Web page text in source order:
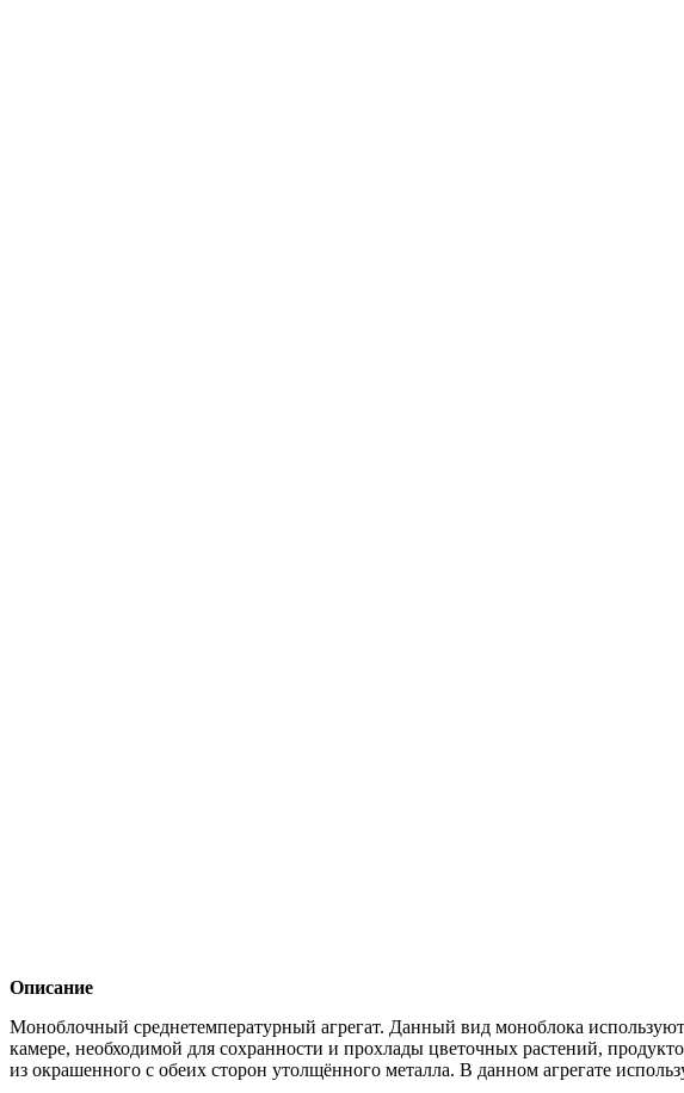
Описание
Моноблочный среднетемпературный агрегат. Данный вид моноблока
камере, необходимой для сохранности и прохлады цветочных растений,
из окрашенного с обеих сторон утолщённого металла. В данном агрегате